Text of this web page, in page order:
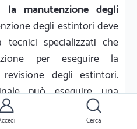
manutenzione degli
degli estintori deve
specializzati che
per eseguire la
degli estintori.
può eseguire una
visiva per controllare
e segnalare eventuali
Cerca